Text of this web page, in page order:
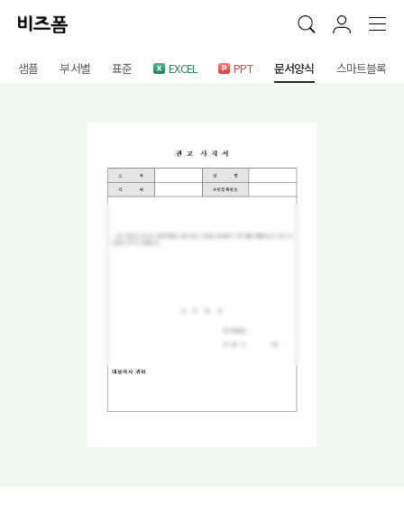
샘플 부서별 표준 EXCEL PPT 문서양식 스마트블록